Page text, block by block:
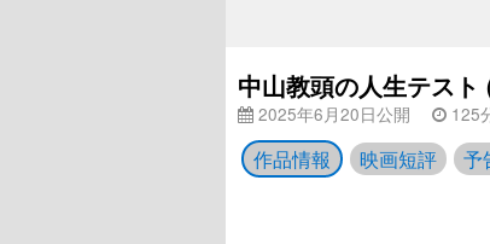
中山教頭の人生テス
2025年6月20日公開 125
作品情報 映画短評 予